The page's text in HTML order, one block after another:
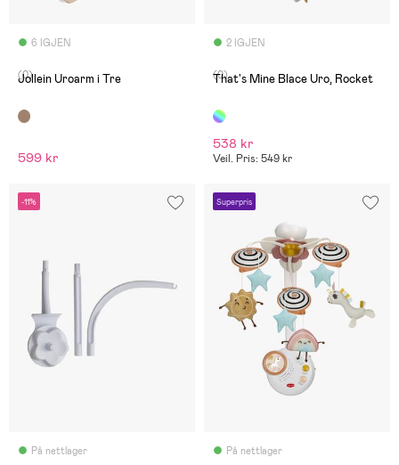
6 IGJEN
(0)
Jollein Uroarm i Tre
599 kr
2 IGJEN
(0)
That's Mine Blace Uro, Rocket
538 kr
Veil. Pris: 549 kr
-11%
På nettlager
Superpris
På nettlager